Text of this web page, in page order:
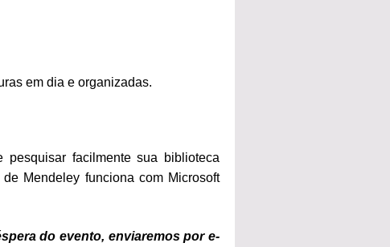
em dia e organizadas.
facilmente sua biblioteca
Mendeley funciona com Microsoft
do evento, enviaremos por e-